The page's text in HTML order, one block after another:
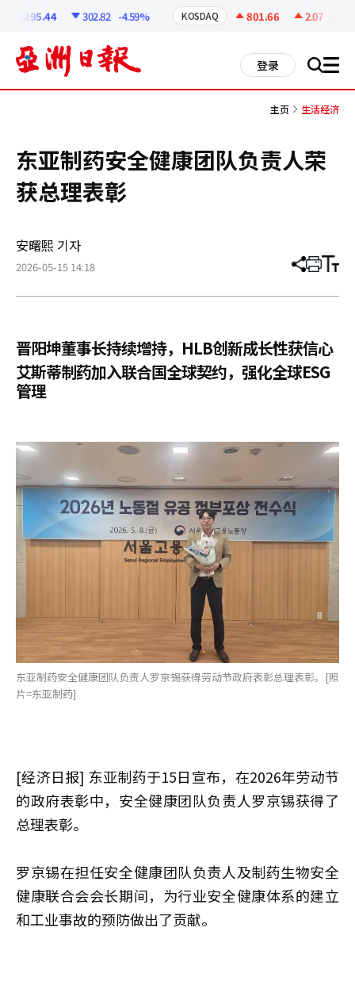
6295.44 302.82 -4.59% KOSDAQ 801.66 2.07 +0.26%
登录 搜 all
主页 生活经济
东亚制药安全健康团队负责人荣
获总理表彰
安曙熙 기자
2026-05-15 14:18 分
章
打 调
小
晋阳坤董事长持续增持，HLB创新成长性获信心
艾斯蒂制药加入联合国全球契约，强化全球ESG
管理
东亚制药安全健康团队负责人罗京锡获得劳动节政府表彰总理表彰。[照
片=东亚制药]
[经济日报] 东亚制药于15日宣布，在2026年劳动节
的政府表彰中，安全健康团队负责人罗京锡获得了
总理表彰。
罗京锡在担任安全健康团队负责人及制药生物安全
健康联合会会长期间，为行业安全健康体系的建立
和工业事故的预防做出了贡献。